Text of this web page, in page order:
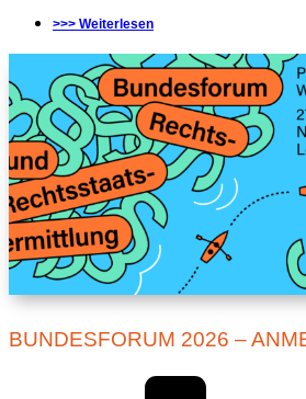
>>> Weiterlesen
BUNDESFORUM 2026 –